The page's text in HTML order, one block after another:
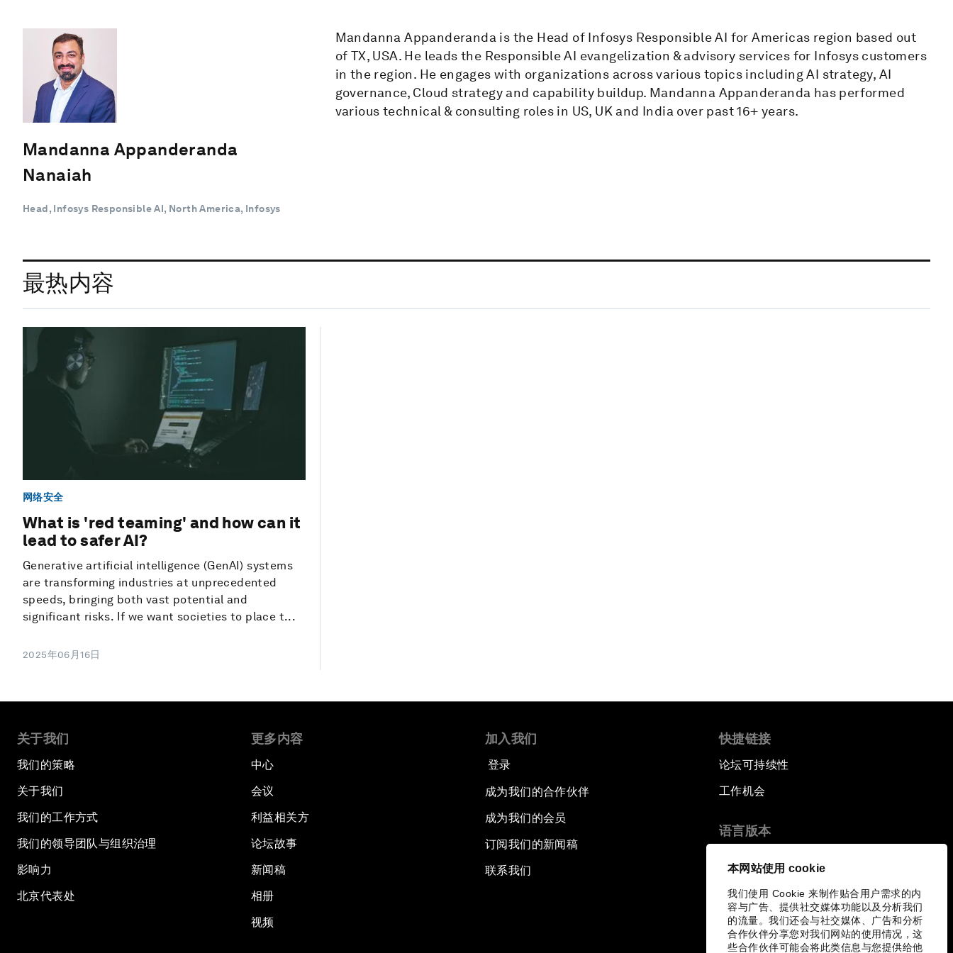
本网站使用 cookie
我们使用 Cookie 来制作贴合用户需求的内
容与广告、提供社交媒体功能以及分析我们
的流量。我们还会与社交媒体、广告和分析
合作伙伴分享您对我们网站的使用情况，这
些合作伙伴可能会将此类信息与您提供给他
Mandanna Appanderanda
Nanaiah
Head, Infosys Responsible AI, North America, Infosys
Mandanna Appanderanda is the Head of Infosys Responsible AI for Americas region based out
of TX, USA. He leads the Responsible AI evangelization & advisory services for Infosys customers
in the region. He engages with organizations across various topics including AI strategy, AI
governance, Cloud strategy and capability buildup. Mandanna Appanderanda has performed
various technical & consulting roles in US, UK and India over past 16+ years.
最热内容
网络安全
What is 'red teaming' and how can it
lead to safer AI?
Generative artificial intelligence (GenAI) systems
are transforming industries at unprecedented
speeds, bringing both vast potential and
significant risks. If we want societies to place t...
2025年06月16日
关于我们
我们的策略
关于我们
我们的工作方式
我们的领导团队与组织治理
影响力
北京代表处
更多内容
中心
会议
利益相关方
论坛故事
新闻稿
相册
视频
加入我们
登录
成为我们的合作伙伴
成为我们的会员
订阅我们的新闻稿
联系我们
快捷链接
论坛可持续性
工作机会
语言版本